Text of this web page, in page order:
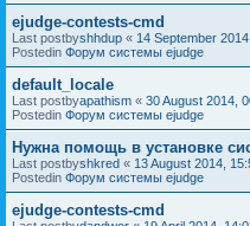
ejudge-contests-cmd
Last postbyshhdup « 14 September
Postedin Форум системы ejudge
default_locale
Last postbyapathism « 30 August 2014,
Postedin Форум системы ejudge
Нужна помощь в установке
Last postbyshkred « 13 August 2014,
Postedin Форум системы ejudge
ejudge-contests-cmd